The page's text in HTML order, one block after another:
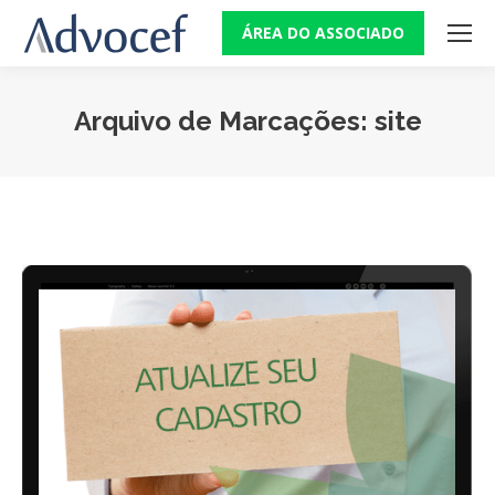
ÁREA DO ASSOCIADO
Arquivo de Marcações: site